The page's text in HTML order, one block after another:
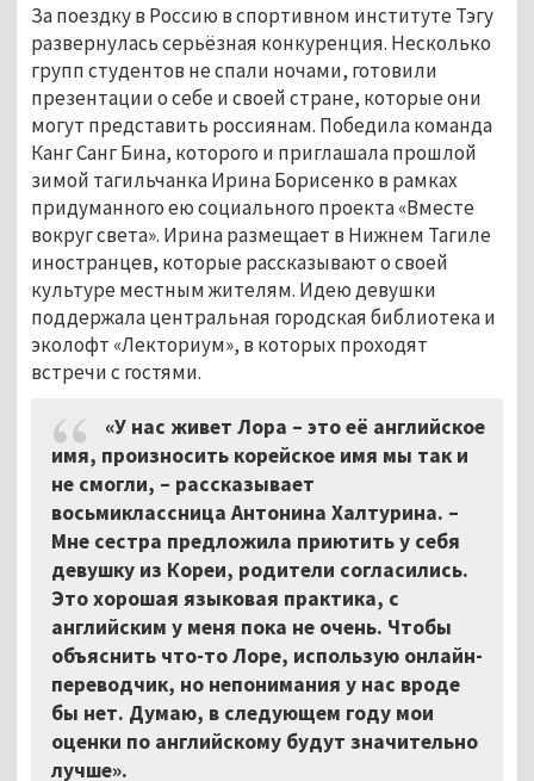
За поездку в Россию в спортивном институте Тэгу
развернулась серьёзная конкуренция. Несколько
групп студентов не спали ночами, готовили
презентации о себе и своей стране, которые они
могут представить россиянам. Победила команда
Канг Санг Бина, которого и приглашала прошлой
зимой тагильчанка Ирина Борисенко в рамках
придуманного ею социального проекта «Вместе
вокруг света». Ирина размещает в Нижнем Тагиле
иностранцев, которые рассказывают о своей
культуре местным жителям. Идею девушки
поддержала центральная городская библиотека и
эколофт «Лекториум», в которых проходят
встречи с гостями.
«У нас живет Лора – это её английское
имя, произносить корейское имя мы так и
не смогли, – рассказывает
восьмиклассница Антонина Халтурина. –
Мне сестра предложила приютить у себя
девушку из Кореи, родители согласились.
Это хорошая языковая практика, с
английским у меня пока не очень. Чтобы
объяснить что-то Лоре, использую онлайн-
переводчик, но непонимания у нас вроде
бы нет. Думаю, в следующем году мои
оценки по английскому будут значительно
лучше».